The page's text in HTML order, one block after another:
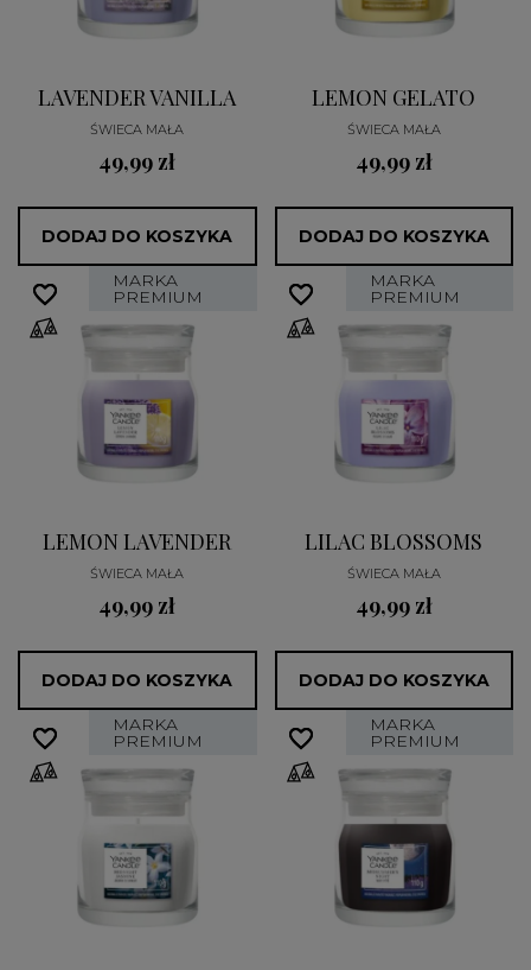
LAVENDER VANILLA
ŚWIECA MAŁA
49,99 zł
DODAJ DO KOSZYKA
LEMON GELATO
ŚWIECA MAŁA
49,99 zł
DODAJ DO KOSZYKA
MARKA
PREMIUM
LEMON LAVENDER
ŚWIECA MAŁA
49,99 zł
DODAJ DO KOSZYKA
favorite_border
favorite_border MARKA
PREMIUM
LILAC BLOSSOMS
ŚWIECA MAŁA
49,99 zł
DODAJ DO KOSZYKA
favorite_border
favorite_border
MARKA
PREMIUM
favorite_border
favorite_border MARKA
PREMIUM
favorite_border
favorite_border